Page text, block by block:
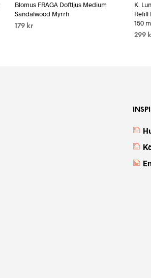
Blomus FRAGA Doftljus Medium
Sandalwood Myrrh
179 kr
K.
Refill
150
299